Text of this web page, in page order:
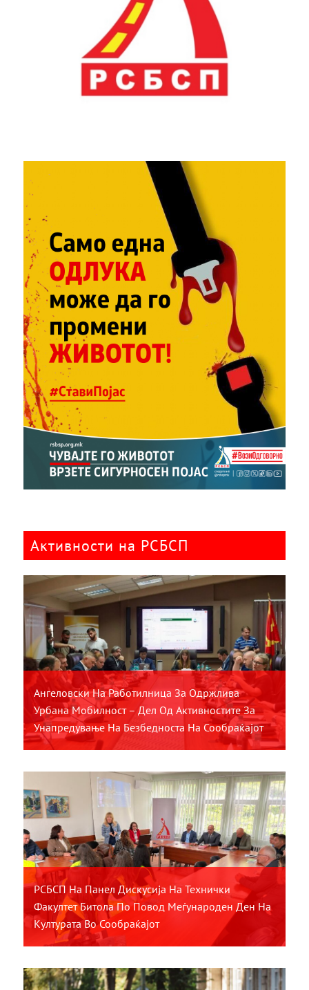
Активности на РСБСП
Ангеловски На Работилница За Одржлива
Урбана Мобилност – Дел Од Активностите За
Унапредување На Безбедноста На Сообраќајот
РСБСП На Панел Дискусија На Технички
Факултет Битола По Повод Меѓународен Ден На
Културата Во Сообраќајот